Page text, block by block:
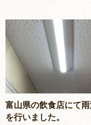
富山県の飲食店にて
を行いました。